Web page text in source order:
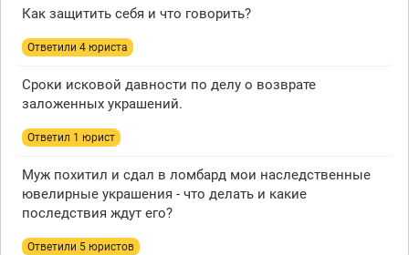
Как защитить себя и что говорить?
Ответили 4 юристa
Сроки исковой давности по делу о возврате
заложенных украшений.
Ответил 1 юрист
Муж похитил и сдал в ломбард мои наследственные
ювелирные украшения - что делать и какие
последствия ждут его?
Ответили 5 юристов